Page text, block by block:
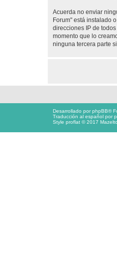
Acuerda no enviar
Forum" está instalado
direcciones IP de
momento que lo
ninguna tercera parte
Desarrollado porphpBB®
Traducción al español por
Style proflat © 2017